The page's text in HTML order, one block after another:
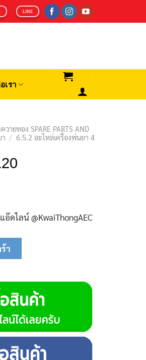
LINE
เรา
ายทอง SPARE PARTS AND
/ 6.5.2 อะไหล่เครื่องพ่นยา 4
ดไลน์ @KwaiThongAEC
า